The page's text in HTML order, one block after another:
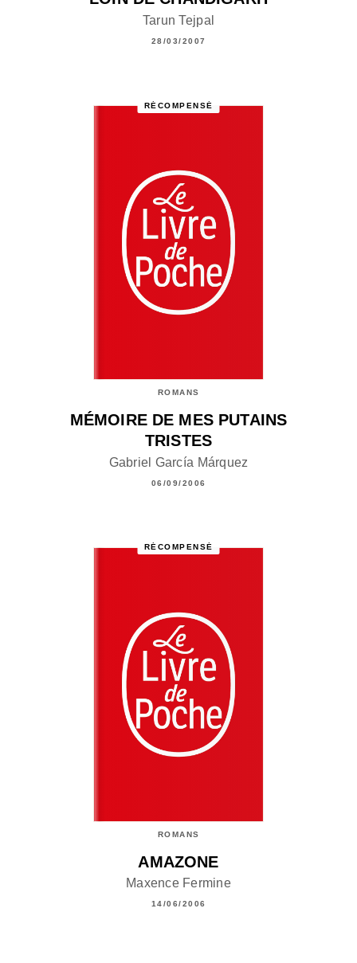
Tarun Tejpal
28/03/2007
RÉCOMPENSÉ
ROMANS
MÉMOIRE DE MES PUTAINS
TRISTES
Gabriel García Márquez
06/09/2006
RÉCOMPENSÉ
ROMANS
AMAZONE
Maxence Fermine
14/06/2006